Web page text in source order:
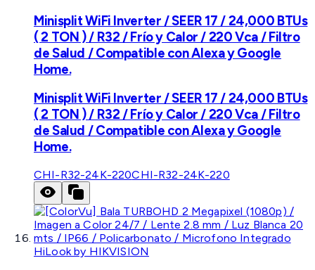
Minisplit WiFi Inverter / SEER 17 / 24,000 BTUs
( 2 TON ) / R32 / Frío y Calor / 220 Vca / Filtro
de Salud / Compatible con Alexa y Google
Home.
Minisplit WiFi Inverter / SEER 17 / 24,000 BTUs
( 2 TON ) / R32 / Frío y Calor / 220 Vca / Filtro
de Salud / Compatible con Alexa y Google
Home.
CHI-R32-24K-220CHI-R32-24K-220
HiLook by HIKVISION